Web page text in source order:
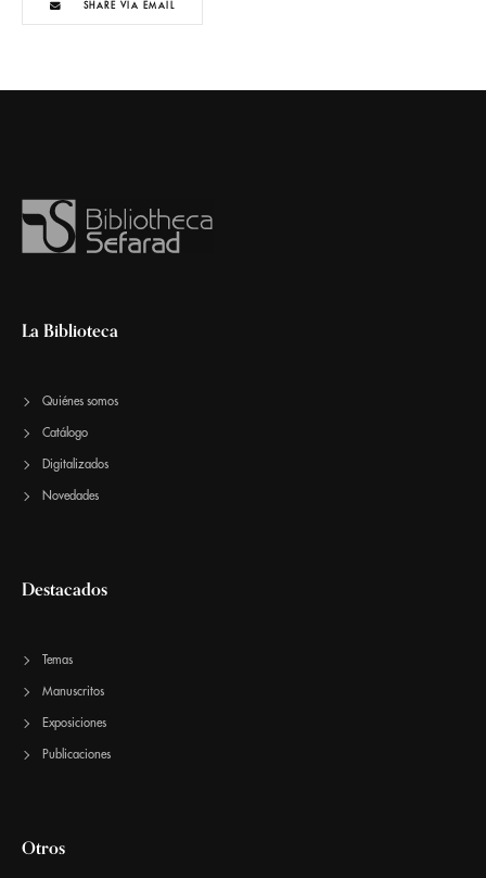
SHARE VIA EMAIL
La Biblioteca
Quiénes somos
Catálogo
Digitalizados
Novedades
Destacados
Temas
Manuscritos
Exposiciones
Publicaciones
Otros